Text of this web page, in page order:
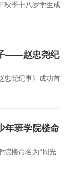
秋季十八岁学生成
——赵忠尧纪
尧纪事》成功首
年班学院楼命
院楼命名为“周光